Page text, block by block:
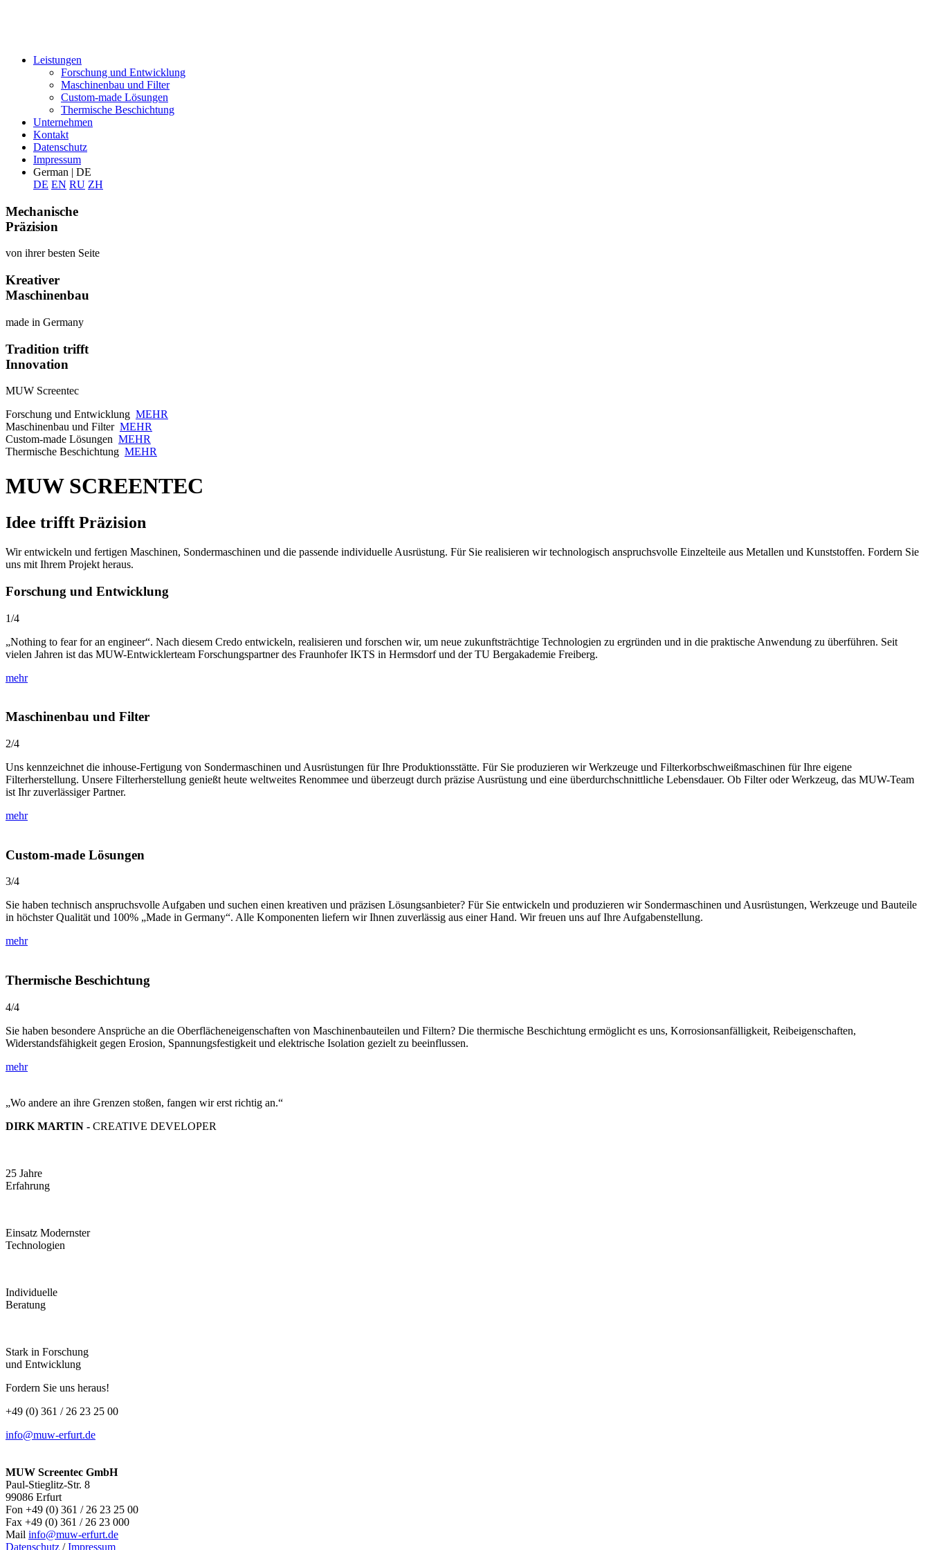
Leistungen
Forschung und Entwicklung
Maschinenbau und Filter
Custom-made Lösungen
Thermische Beschichtung
Unternehmen
Kontakt
Datenschutz
Impressum
German | DE
DE EN RU ZH
Mechanische
Präzision
von ihrer besten Seite
Kreativer
Maschinenbau
made in Germany
Tradition trifft
Innovation
MUW Screentec
Forschung und Entwicklung MEHR
Maschinenbau und Filter MEHR
Custom-made Lösungen MEHR
Thermische Beschichtung MEHR
MUW SCREENTEC
Idee trifft Präzision
Wir entwickeln und fertigen Maschinen, Sondermaschinen und die passende individuelle Ausrüstung. Für Sie realisieren wir technologisch anspruchsvolle Einzelteile aus Metallen und Kunststoffen. Fordern Sie
uns mit Ihrem Projekt heraus.
Forschung und Entwicklung
1/4
„Nothing to fear for an engineer“. Nach diesem Credo entwickeln, realisieren und forschen wir, um neue zukunftsträchtige Technologien zu ergründen und in die praktische Anwendung zu überführen. Seit
vielen Jahren ist das MUW-Entwicklerteam Forschungspartner des Fraunhofer IKTS in Hermsdorf und der TU Bergakademie Freiberg.
mehr
Maschinenbau und Filter
2/4
Uns kennzeichnet die inhouse-Fertigung von Sondermaschinen und Ausrüstungen für Ihre Produktionsstätte. Für Sie produzieren wir Werkzeuge und Filterkorbschweißmaschinen für Ihre eigene
Filterherstellung. Unsere Filterherstellung genießt heute weltweites Renommee und überzeugt durch präzise Ausrüstung und eine überdurchschnittliche Lebensdauer. Ob Filter oder Werkzeug, das MUW-Team
ist Ihr zuverlässiger Partner.
mehr
Custom-made Lösungen
3/4
Sie haben technisch anspruchsvolle Aufgaben und suchen einen kreativen und präzisen Lösungsanbieter? Für Sie entwickeln und produzieren wir Sondermaschinen und Ausrüstungen, Werkzeuge und Bauteile
in höchster Qualität und 100% „Made in Germany“. Alle Komponenten liefern wir Ihnen zuverlässig aus einer Hand. Wir freuen uns auf Ihre Aufgabenstellung.
mehr
Thermische Beschichtung
4/4
Sie haben besondere Ansprüche an die Oberflächeneigenschaften von Maschinenbauteilen und Filtern? Die thermische Beschichtung ermöglicht es uns, Korrosionsanfälligkeit, Reibeigenschaften,
Widerstandsfähigkeit gegen Erosion, Spannungsfestigkeit und elektrische Isolation gezielt zu beeinflussen.
mehr
„Wo andere an ihre Grenzen stoßen, fangen wir erst richtig an.“
DIRK MARTIN - CREATIVE DEVELOPER
25 Jahre
Erfahrung
Einsatz Modernster
Technologien
Individuelle
Beratung
Stark in Forschung
und Entwicklung
Fordern Sie uns heraus!
+49 (0) 361 / 26 23 25 00
info@muw-erfurt.de
MUW Screentec GmbH
Paul-Stieglitz-Str. 8
99086 Erfurt
Fon +49 (0) 361 / 26 23 25 00
Fax +49 (0) 361 / 26 23 000
Mail info@muw-erfurt.de
Datenschutz /Impressum